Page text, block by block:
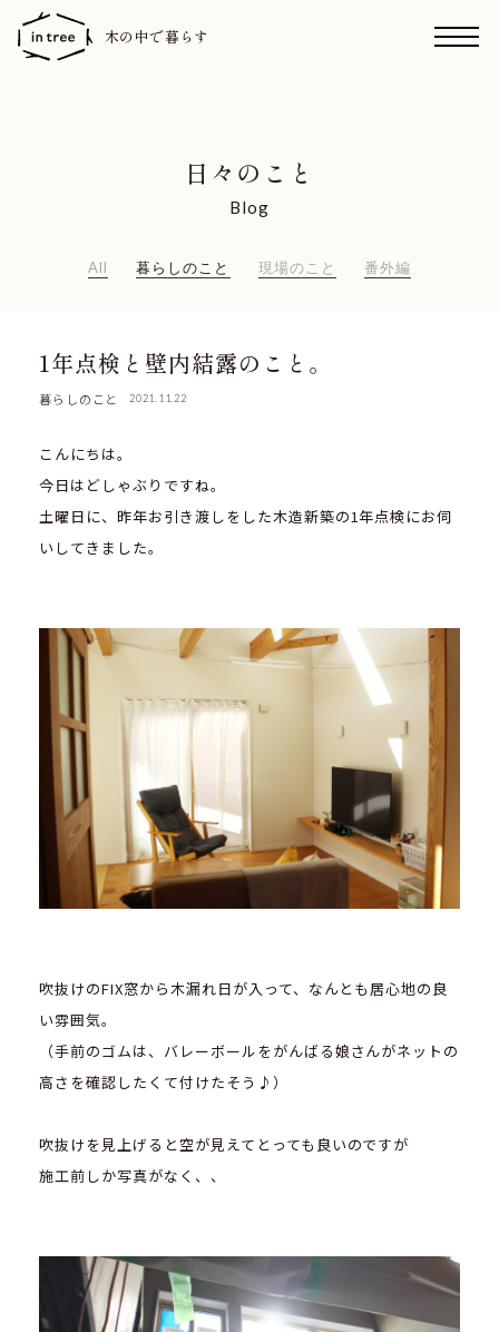
木の中で暮らす
日々のこと
Blog
All 暮らしのこと 現場のこと 番外編
1年点検と壁内結露のこと。
暮らしのこと 2021.11.22
こんにちは。
今日はどしゃぶりですね。
土曜日に、昨年お引き渡しをした木造新築の1年点検にお伺
いしてきました。
吹抜けのFIX窓から木漏れ日が入って、なんとも居心地の良
い雰囲気。
（手前のゴムは、バレーボールをがんばる娘さんがネットの
高さを確認したくて付けたそう♪）
吹抜けを見上げると空が見えてとっても良いのですが
施工前しか写真がなく、、